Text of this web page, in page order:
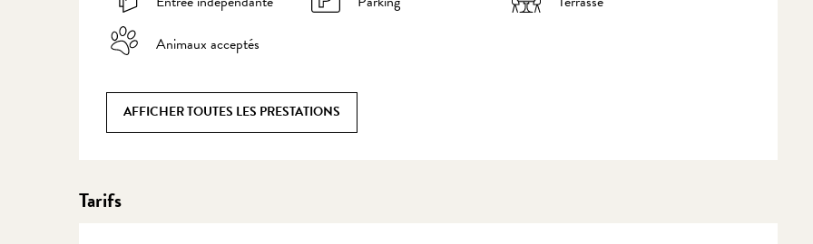
Animaux acceptés
AFFICHER TOUTES LES PRESTATIONS
Tarifs